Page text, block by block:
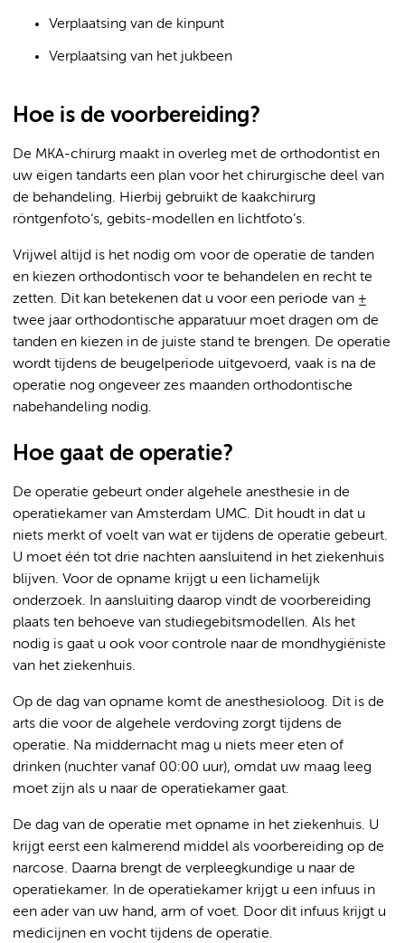
Verplaatsing van de kinpunt
Verplaatsing van het jukbeen
Hoe is de voorbereiding?
De MKA-chirurg maakt in overleg met de orthodontist en
uw eigen tandarts een plan voor het chirurgische deel van
de behandeling. Hierbij gebruikt de kaakchirurg
röntgenfoto‘s, gebits-modellen en lichtfoto’s.
Vrijwel altijd is het nodig om voor de operatie de tanden
en kiezen orthodontisch voor te behandelen en recht te
zetten. Dit kan betekenen dat u voor een periode van ±
twee jaar orthodontische apparatuur moet dragen om de
tanden en kiezen in de juiste stand te brengen. De operatie
wordt tijdens de beugelperiode uitgevoerd, vaak is na de
operatie nog ongeveer zes maanden orthodontische
nabehandeling nodig.
Hoe gaat de operatie?
De operatie gebeurt onder algehele anesthesie in de
operatiekamer van Amsterdam UMC. Dit houdt in dat u
niets merkt of voelt van wat er tijdens de operatie gebeurt.
U moet één tot drie nachten aansluitend in het ziekenhuis
blijven. Voor de opname krijgt u een lichamelijk
onderzoek. In aansluiting daarop vindt de voorbereiding
plaats ten behoeve van studiegebitsmodellen. Als het
nodig is gaat u ook voor controle naar de mondhygiëniste
van het ziekenhuis.
Op de dag van opname komt de anesthesioloog. Dit is de
arts die voor de algehele verdoving zorgt tijdens de
operatie. Na middernacht mag u niets meer eten of
drinken (nuchter vanaf 00:00 uur), omdat uw maag leeg
moet zijn als u naar de operatiekamer gaat.
De dag van de operatie met opname in het ziekenhuis. U
krijgt eerst een kalmerend middel als voorbereiding op de
narcose. Daarna brengt de verpleegkundige u naar de
operatiekamer. In de operatiekamer krijgt u een infuus in
een ader van uw hand, arm of voet. Door dit infuus krijgt u
medicijnen en vocht tijdens de operatie.